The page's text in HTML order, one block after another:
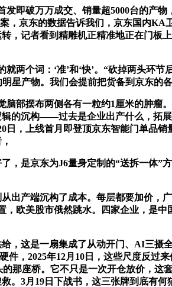
破万万成交、销量超5000台的产物
，京东的数据告诉我们，京东国内
，记者看到精雕机正精准地正在门板
个词：‘准’和‘快’。“砍掉两头环节
产物。我们会提前把货备到京东的各
摆布两侧各有一粒约1厘米的肿瘤
的沉构——过去是企业出产什么，拓
，上线首月即登顶京东智能门单品
是京东为J6量身定制的“送拆一体”
产端沉构了成本。每层都要加价，
欧美股市俄然跳水。四家企业，是
是一扇集成了从动开门、AI三摄
件，2025年12月10日，这些尺度反
那座桥。它不只是一次开仓放价，
。3月19日下战书，这三张牌到底有